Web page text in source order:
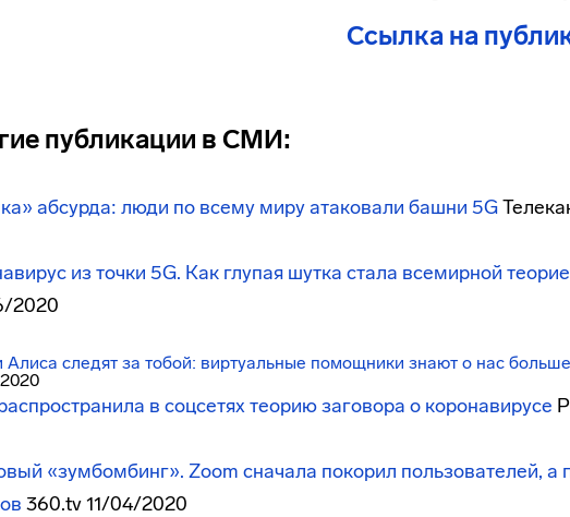
Ссылка на
публикации в СМИ:
абсурда: люди по всему миру атаковали башни 5G
из точки 5G. Как глупая шутка стала всемирной
2020
Алиса следят за тобой: виртуальные помощники знают о нас
в соцсетях теорию заговора о коронавирусе
«зумбомбинг». Zoom сначала покорил пользователей, а
360.tv 11/04/2020